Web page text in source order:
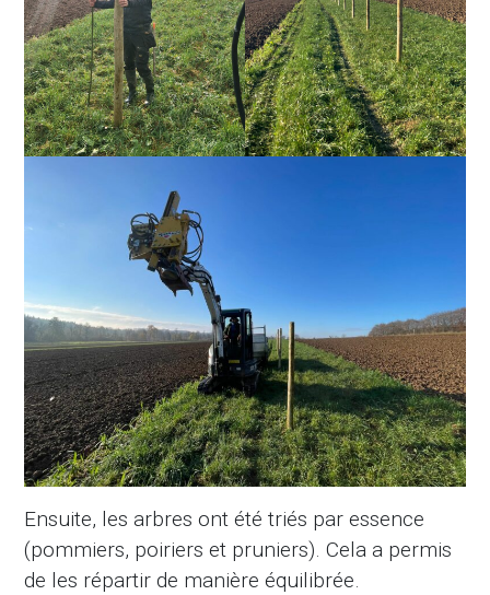
Ensuite, les arbres ont été triés par essence
(pommiers, poiriers et pruniers). Cela a permis
de les répartir de manière équilibrée.